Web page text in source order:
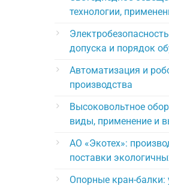
технологии,
допуска и порядок
Автоматизация и
производства
Высоковольтное
виды, применение и
АО «Экотех»:
поставки
Опорные кран-балки: